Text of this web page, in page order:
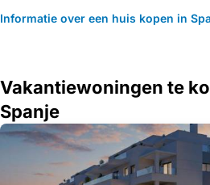
Informatie over een huis kopen in
Vakantiewoningen te
Spanje